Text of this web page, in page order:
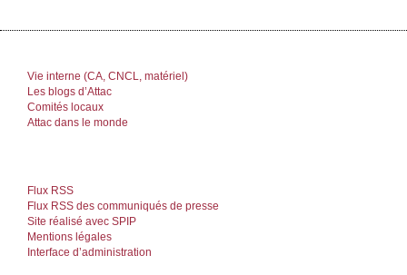
Vie interne (CA, CNCL, matériel)
Les blogs d’Attac
Comités locaux
Attac dans le monde
Flux RSS
Flux RSS des communiqués de presse
Site réalisé avec SPIP
Mentions légales
Interface d’administration